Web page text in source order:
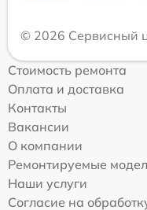
© 2026 Сервисный
Стоимость ремонта
Оплата и доставка
Контакты
Вакансии
О компании
Ремонтируемые
Наши услуги
Согласие на